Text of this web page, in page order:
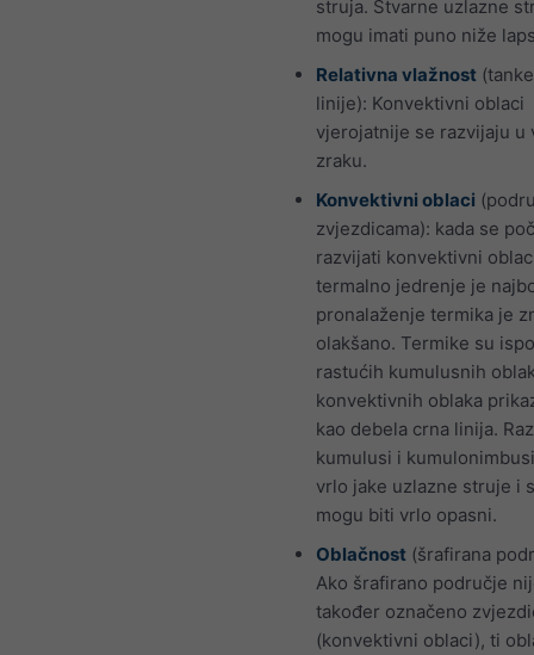
struja. Stvarne uzlazne
mogu imati puno niže
Relativna vlažnost
linije): Konvektivni oblaci
vjerojatnije se razvijaju u
zraku.
Konvektivni oblaci
zvjezdicama): kada se
razvijati konvektivni
termalno jedrenje je
pronalaženje termika je
olakšano. Termike su
rastućih kumulusnih
konvektivnih oblaka
kao debela crna linija.
kumulusi i
vrlo jake uzlazne struje i
mogu biti vrlo opasni.
Oblačnost (šrafirana
Ako šrafirano područje
također označeno
(konvektivni oblaci), ti